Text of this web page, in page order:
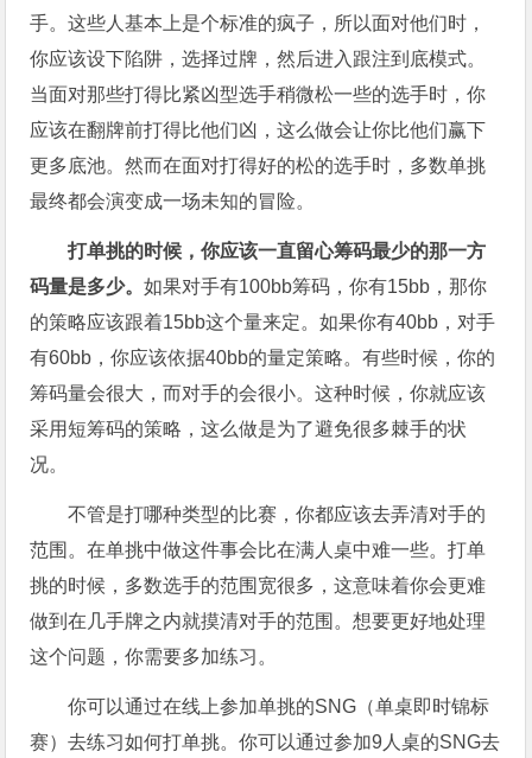
手。这些人基本上是个标准的疯子，所以面对他们时，
你应该设下陷阱，选择过牌，然后进入跟注到底模式。
当面对那些打得比紧凶型选手稍微松一些的选手时，你
应该在翻牌前打得比他们凶，这么做会让你比他们赢下
更多底池。然而在面对打得好的松的选手时，多数单挑
最终都会演变成一场未知的冒险。
打单挑的时候，你应该一直留心筹码最少的那一方
码量是多少。如果对手有100bb筹码，你有15bb，那你
的策略应该跟着15bb这个量来定。如果你有40bb，对手
有60bb，你应该依据40bb的量定策略。有些时候，你的
筹码量会很大，而对手的会很小。这种时候，你就应该
采用短筹码的策略，这么做是为了避免很多棘手的状
况。
不管是打哪种类型的比赛，你都应该去弄清对手的
范围。在单挑中做这件事会比在满人桌中难一些。打单
挑的时候，多数选手的范围宽很多，这意味着你会更难
做到在几手牌之内就摸清对手的范围。想要更好地处理
这个问题，你需要多加练习。
你可以通过在线上参加单挑的SNG（单桌即时锦标
赛）去练习如何打单挑。你可以通过参加9人桌的SNG去